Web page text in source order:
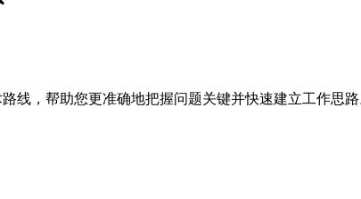
，帮助您更准确地把握问题关键并快速建立工作思路